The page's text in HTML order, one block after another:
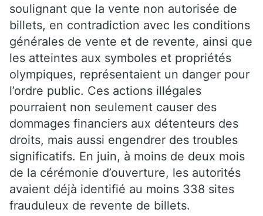
soulignant que la vente non autorisée de
billets, en contradiction avec les conditions
générales de vente et de revente, ainsi que
les atteintes aux symboles et propriétés
olympiques, représentaient un danger pour
l’ordre public. Ces actions illégales
pourraient non seulement causer des
dommages financiers aux détenteurs des
droits, mais aussi engendrer des troubles
significatifs. En juin, à moins de deux mois
de la cérémonie d’ouverture, les autorités
avaient déjà identifié au moins 338 sites
frauduleux de revente de billets.